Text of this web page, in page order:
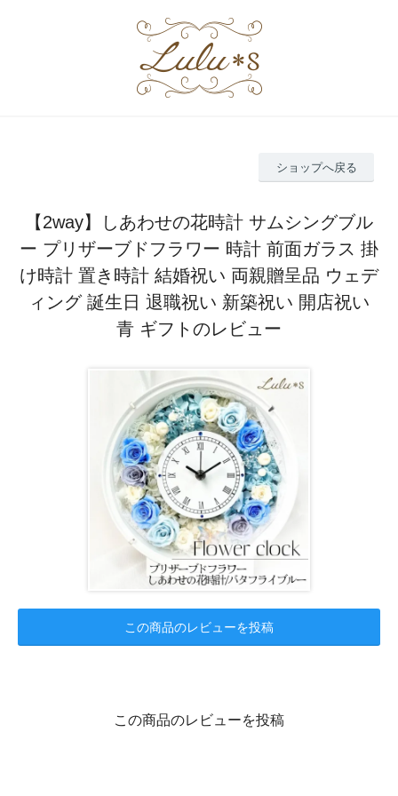
ショップへ戻る
【2way】しあわせの花時計 サムシングブル
ー プリザーブドフラワー 時計 前面ガラス 掛
け時計 置き時計 結婚祝い 両親贈呈品 ウェデ
ィング 誕生日 退職祝い 新築祝い 開店祝い
青 ギフトのレビュー
この商品のレビューを投稿
この商品のレビューを投稿